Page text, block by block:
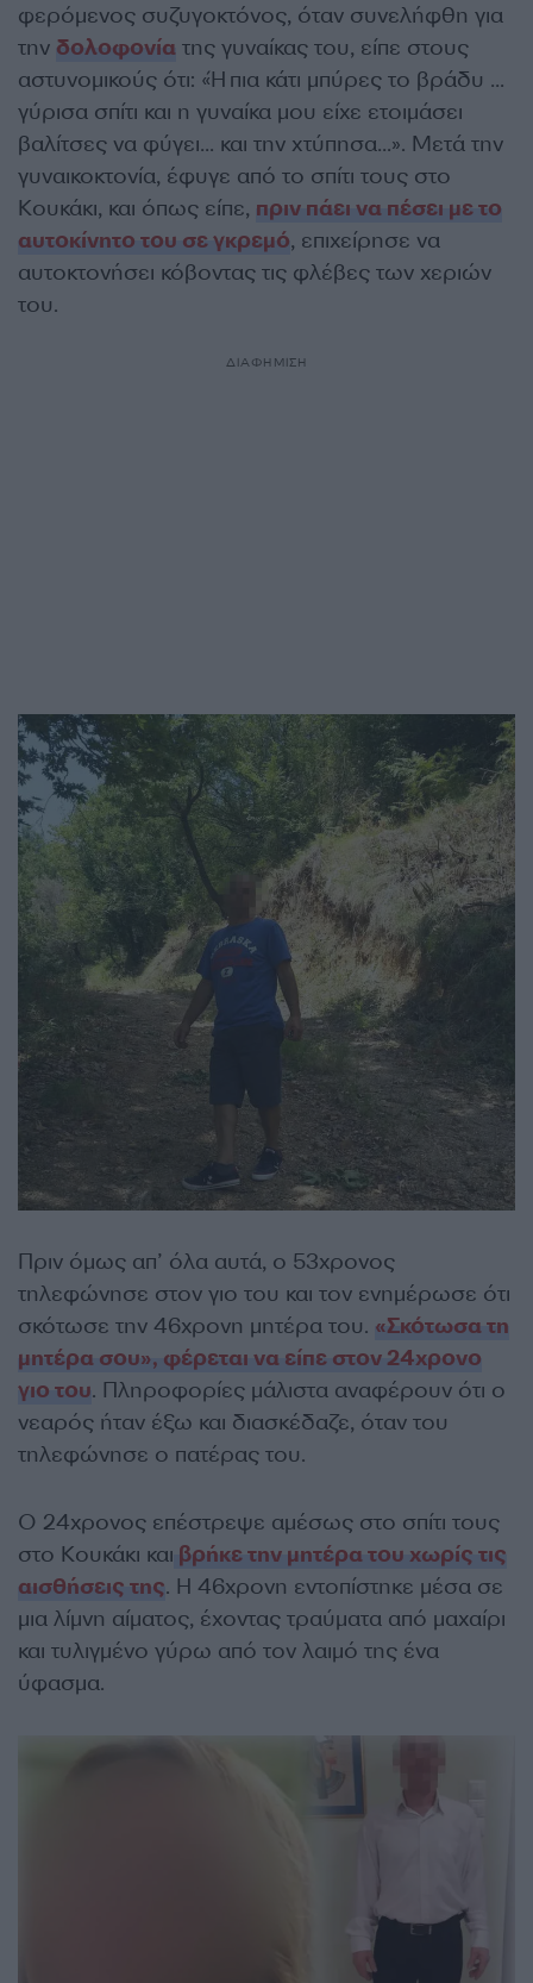
φερόμενος συζυγοκτόνος, όταν συνελήφθη για
την δολοφονία της γυναίκας του, είπε στους
αστυνομικούς ότι: «Ήπια κάτι μπύρες το βράδυ …
γύρισα σπίτι και η γυναίκα μου είχε ετοιμάσει
βαλίτσες να φύγει… και την χτύπησα…». Μετά την
γυναικοκτονία, έφυγε από το σπίτι τους στο
Κουκάκι, και όπως είπε, πριν πάει να πέσει με το
αυτοκίνητο του σε γκρεμό, επιχείρησε να
αυτοκτονήσει κόβοντας τις φλέβες των χεριών
του.
ΔΙΑΦΗΜΙΣΗ
Πριν όμως απ’ όλα αυτά, ο 53χρονος
τηλεφώνησε στον γιο του και τον ενημέρωσε ότι
σκότωσε την 46χρονη μητέρα του. «Σκότωσα τη
μητέρα σου», φέρεται να είπε στον 24χρονο
γιο του. Πληροφορίες μάλιστα αναφέρουν ότι ο
νεαρός ήταν έξω και διασκέδαζε, όταν του
τηλεφώνησε ο πατέρας του.
Ο 24χρονος επέστρεψε αμέσως στο σπίτι τους
στο Κουκάκι και βρήκε την μητέρα του χωρίς τις
αισθήσεις της. Η 46χρονη εντοπίστηκε μέσα σε
μια λίμνη αίματος, έχοντας τραύματα από μαχαίρι
και τυλιγμένο γύρω από τον λαιμό της ένα
ύφασμα.